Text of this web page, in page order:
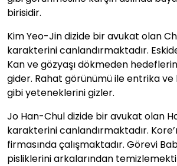
birisidir.
Kim Yeo-Jin dizide bir avukat olan
karakterini canlandırmaktadır.
Kan ve gözyaşı dökmeden
gider. Rahat görünümü ile entrika
gibi yeteneklerini gizler.
Jo Han-Chul dizide bir avukat olan
karakterini canlandırmaktadır.
firmasında çalışmaktadır. Görevi
pisliklerini arkalarından